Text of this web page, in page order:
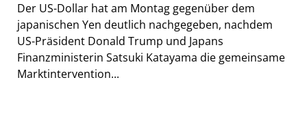
Der US-Dollar hat am Montag gegenüber dem
japanischen Yen deutlich nachgegeben, nachdem
US-Präsident Donald Trump und Japans
Finanzministerin Satsuki Katayama die gemeinsame
Marktintervention...